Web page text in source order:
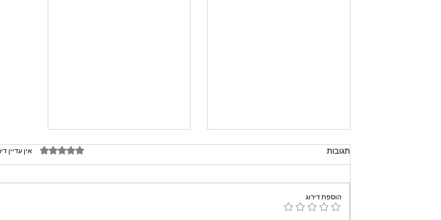
תגובות דירוג של 0 מתוך 5 כוכבים אין עדיין
הוספת דירוג